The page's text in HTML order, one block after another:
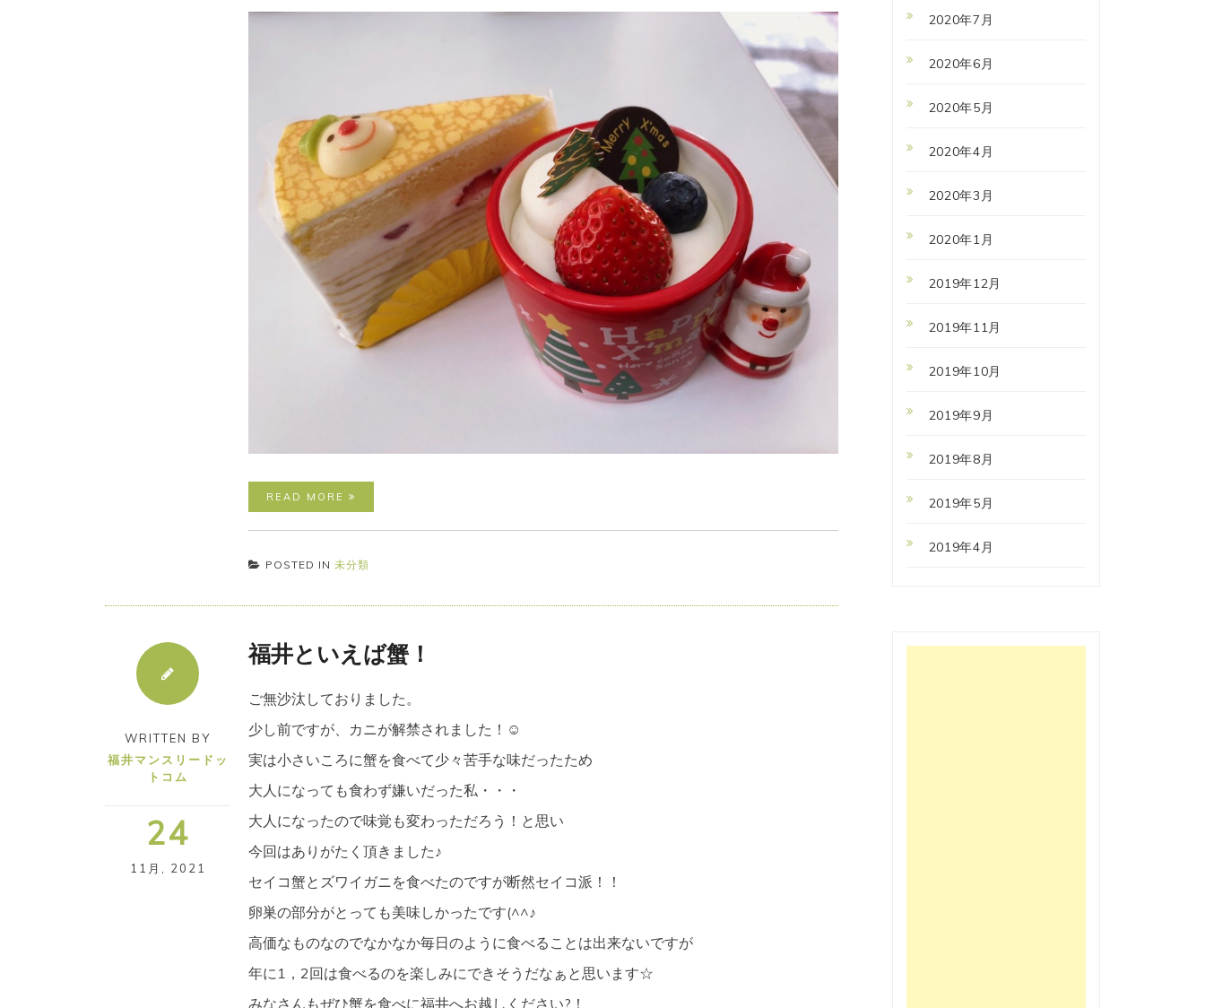
READ MORE
POSTED IN 未分類
WRITTEN BY
福井マンスリードッ
トコム
24
11月 2021
福井といえば蟹！
ご無沙汰しておりました。
少し前ですが、カニが解禁されました！☺
実は小さいころに蟹を食べて少々苦手な味だったため
大人になっても食わず嫌いだった私・・・
大人になったので味覚も変わっただろう！と思い
今回はありがたく頂きました♪
セイコ蟹とズワイガニを食べたのですが断然セイコ派！！
卵巣の部分がとっても美味しかったです(^^♪
高価なものなのでなかなか毎日のように食べることは出来ないですが
年に1，2回は食べるのを楽しみにできそうだなぁと思います☆
みなさんもぜひ蟹を食べに福井へお越しください?！
2020年7月
2020年6月
2020年5月
2020年4月
2020年3月
2020年1月
2019年12月
2019年11月
2019年10月
2019年9月
2019年8月
2019年5月
2019年4月